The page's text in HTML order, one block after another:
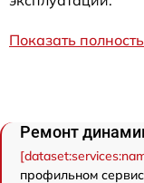
Показать
Ремонт
профильном